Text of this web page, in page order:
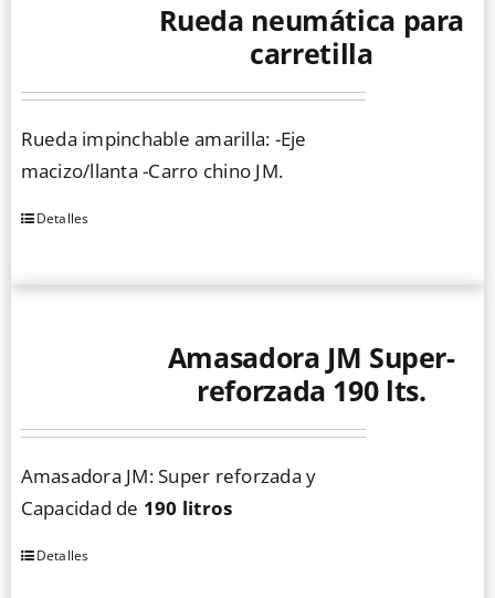
Rueda neumática para
carretilla
Rueda impinchable amarilla: -Eje
macizo/llanta -Carro chino JM.
Detalles
Amasadora JM Super-
reforzada 190 lts.
Amasadora JM: Super reforzada y
Capacidad de 190 litros
Detalles